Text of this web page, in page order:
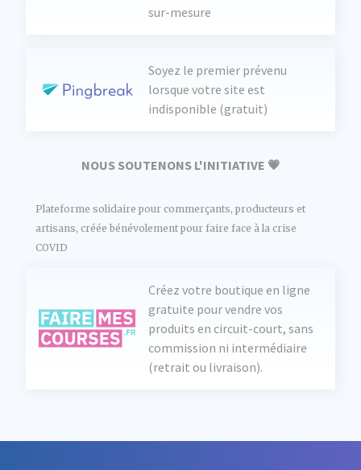
sur-mesure
Soyez le premier prévenu
lorsque votre site est
indisponible (gratuit)
NOUS SOUTENONS L'INITIATIVE 💗
Plateforme solidaire pour commerçants, producteurs et
artisans, créée bénévolement pour faire face à la crise
COVID
Créez votre boutique en ligne
gratuite pour vendre vos
produits en circuit-court, sans
commission ni intermédiaire
(retrait ou livraison).